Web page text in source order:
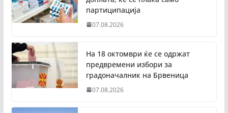
партиципација
07.08.2026
На 18 октомври ќе се одржат
предвремени избори за
градоначалник на Брвеница
07.08.2026